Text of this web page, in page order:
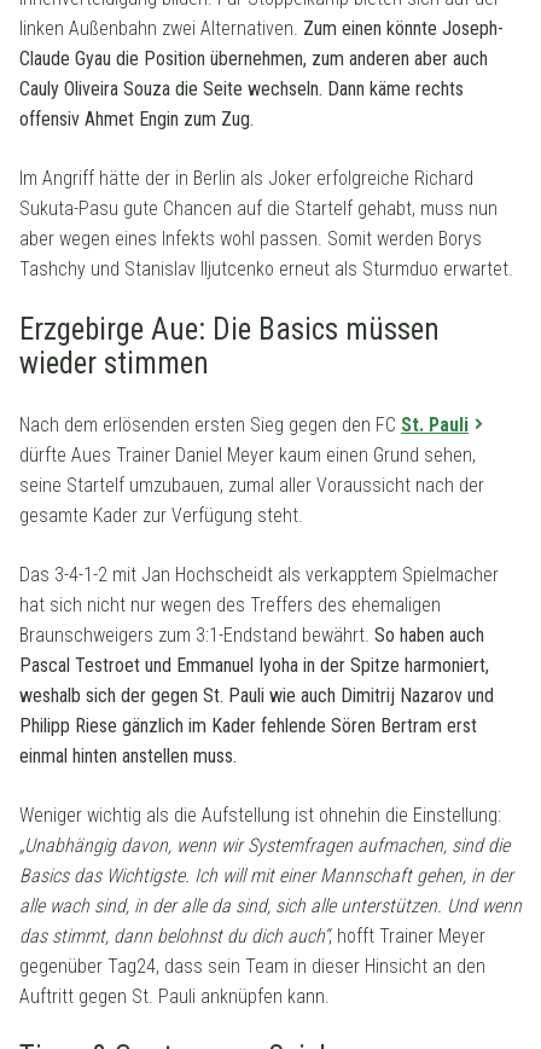
linken Außenbahn zwei Alternativen. Zum einen könnte Joseph-
Claude Gyau die Position übernehmen, zum anderen aber auch
Cauly Oliveira Souza die Seite wechseln. Dann käme rechts
offensiv Ahmet Engin zum Zug.
Im Angriff hätte der in Berlin als Joker erfolgreiche Richard
Sukuta-Pasu gute Chancen auf die Startelf gehabt, muss nun
aber wegen eines Infekts wohl passen. Somit werden Borys
Tashchy und Stanislav Iljutcenko erneut als Sturmduo erwartet.
Erzgebirge Aue: Die Basics müssen
wieder stimmen
Nach dem erlösenden ersten Sieg gegen den FC St. Pauli
dürfte Aues Trainer Daniel Meyer kaum einen Grund sehen,
seine Startelf umzubauen, zumal aller Voraussicht nach der
gesamte Kader zur Verfügung steht.
Das 3-4-1-2 mit Jan Hochscheidt als verkapptem Spielmacher
hat sich nicht nur wegen des Treffers des ehemaligen
Braunschweigers zum 3:1-Endstand bewährt. So haben auch
Pascal Testroet und Emmanuel Iyoha in der Spitze harmoniert,
weshalb sich der gegen St. Pauli wie auch Dimitrij Nazarov und
Philipp Riese gänzlich im Kader fehlende Sören Bertram erst
einmal hinten anstellen muss.
Weniger wichtig als die Aufstellung ist ohnehin die Einstellung:
„Unabhängig davon, wenn wir Systemfragen aufmachen, sind die
Basics das Wichtigste. Ich will mit einer Mannschaft gehen, in der
alle wach sind, in der alle da sind, sich alle unterstützen. Und wenn
das stimmt, dann belohnst du dich auch“, hofft Trainer Meyer
gegenüber Tag24, dass sein Team in dieser Hinsicht an den
Auftritt gegen St. Pauli anknüpfen kann.